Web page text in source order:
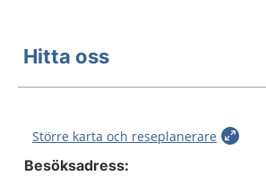
Hitta oss
Större karta och reseplanerare
Besöksadress: